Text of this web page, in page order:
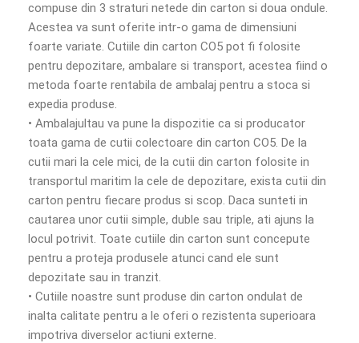
compuse din 3 straturi netede din carton si doua ondule.
Acestea va sunt oferite intr-o gama de dimensiuni
foarte variate. Cutiile din carton CO5 pot fi folosite
pentru depozitare, ambalare si transport, acestea fiind o
metoda foarte rentabila de ambalaj pentru a stoca si
expedia produse.
• Ambalajultau va pune la dispozitie ca si producator
toata gama de cutii colectoare din carton CO5. De la
cutii mari la cele mici, de la cutii din carton folosite in
transportul maritim la cele de depozitare, exista cutii din
carton pentru fiecare produs si scop. Daca sunteti in
cautarea unor cutii simple, duble sau triple, ati ajuns la
locul potrivit. Toate cutiile din carton sunt concepute
pentru a proteja produsele atunci cand ele sunt
depozitate sau in tranzit.
• Cutiile noastre sunt produse din carton ondulat de
inalta calitate pentru a le oferi o rezistenta superioara
impotriva diverselor actiuni externe.